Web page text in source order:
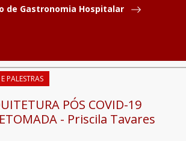
de Gastronomia Hospitalar
PALESTRAS
PÓS COVID-19
- Priscila Tavares